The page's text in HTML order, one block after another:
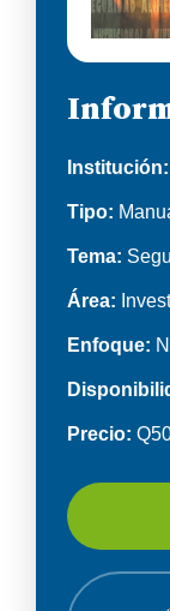
Institución:
Tipo:
Tema:
Área:
Enfoque:
Precio: